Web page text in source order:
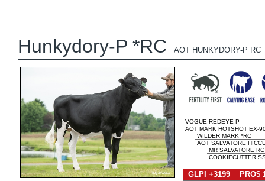
Hunkydory-P *RC AOT HUNKYDORY-P RC
VOGUE REDEYE P
AOT MARK HOTSHOT EX-
WILDER MARK *RC
AOT SALVATORE
MR SALVATORE RC
COOKIECUTTER
GLPI +3199 PRO$